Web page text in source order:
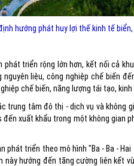
hướng phát huy lợi thế kinh tế
triển rộng lớn hơn, kết nối cả
liệu, công nghiệp chế biến
chế biến, năng lượng tái tạo,
trung tâm đô thị - dịch vụ và không
xuất khẩu trong một không gian
triển theo mô hình "Ba - Ba -
hướng đến tăng cường liên kết